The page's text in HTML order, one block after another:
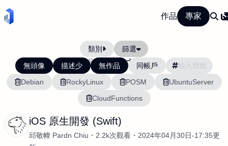
作品 專家
類別 篩選
當前排序: 最新 最舊
無頭像 描述少 無作品
同帳戶
Debian
RockyLinux POSM
UbuntuServer
CloudFunctions
iOS 原生開發 (Swift)
邱敬幃 Pardn Chiu 2.2k次觀看
2024年04月30日-17:35更